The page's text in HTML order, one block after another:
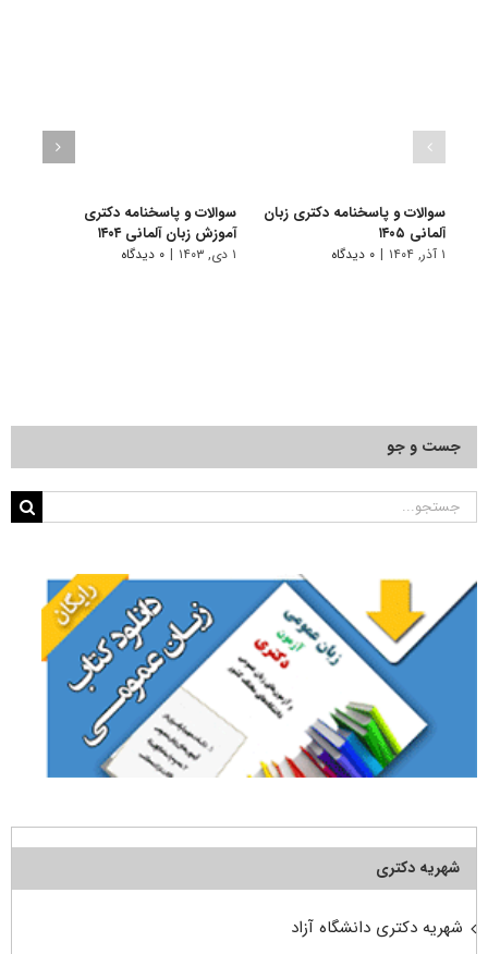
سوالات و پاسخنامه دکتری زبان
آلمانی ۱۴۰۵
۱ آذر, ۱۴۰۴ | ۰ دیدگاه
سوالات و پاسخنامه دکتری
آموزش زبان آلمانی ۱۴۰۴
۱ دی, ۱۴۰۳ | ۰ دیدگاه
جست و جو
جستجو
شهریه دکتری
شهریه دکتری دانشگاه آزاد